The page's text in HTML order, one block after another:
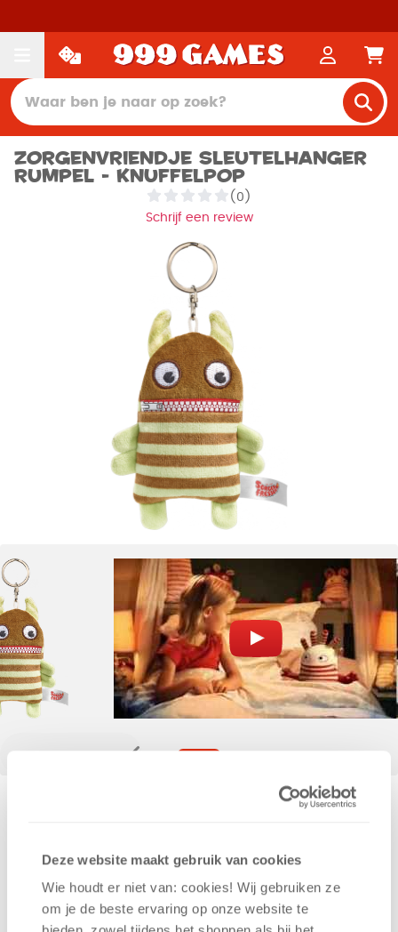
Deze website maakt gebruik van cookies
Wie houdt er niet van: cookies! Wij gebruiken ze
om je de beste ervaring op onze website te
Zorgenvriendje Sleutelhanger
Rumpel - Knuffelpop
(0)
Schrijf een review
ONTVANG 70 OVERWINNINGSPUNTEN
UIT HET ASSORTIMENT